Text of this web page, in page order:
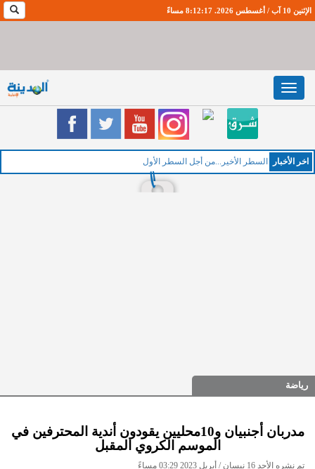
الإثنين 10 آب / أغسطس 2026. 8:12:18 مساءً
Toggle
navigation
اخر اﻷخبار
رياضة
مدربان أجنبيان و10محليين يقودون أندية المحترفين في
الموسم الكروي المقبل
تم نشره الأحد 16 نيسان / أبريل 2023 03:29 مساءً